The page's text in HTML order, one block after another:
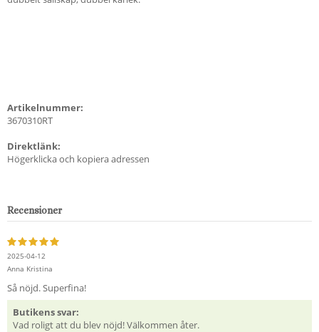
Artikelnummer:
3670310RT
Direktlänk:
Högerklicka och kopiera adressen
Recensioner
2025-04-12
Anna Kristina
Så nöjd. Superfina!
Butikens svar:
Vad roligt att du blev nöjd! Välkommen åter.